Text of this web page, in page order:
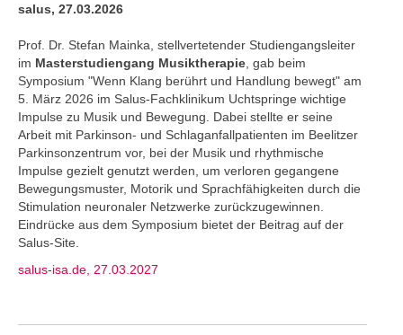
salus, 27.03.2026
Prof. Dr. Stefan Mainka, stellvertetender Studiengangsleiter
im Masterstudiengang Musiktherapie , gab beim
Symposium "Wenn Klang berührt und Handlung bewegt" am
5. März 2026 im Salus-Fachklinikum Uchtspringe wichtige
Impulse zu Musik und Bewegung. Dabei stellte er seine
Arbeit mit Parkinson- und Schlaganfallpatienten im Beelitzer
Parkinsonzentrum vor, bei der Musik und rhythmische
Impulse gezielt genutzt werden, um verloren gegangene
Bewegungsmuster, Motorik und Sprachfähigkeiten durch die
Stimulation neuronaler Netzwerke zurückzugewinnen.
Eindrücke aus dem Symposium bietet der Beitrag auf der
Salus-Site.
salus-isa.de, 27.03.2027